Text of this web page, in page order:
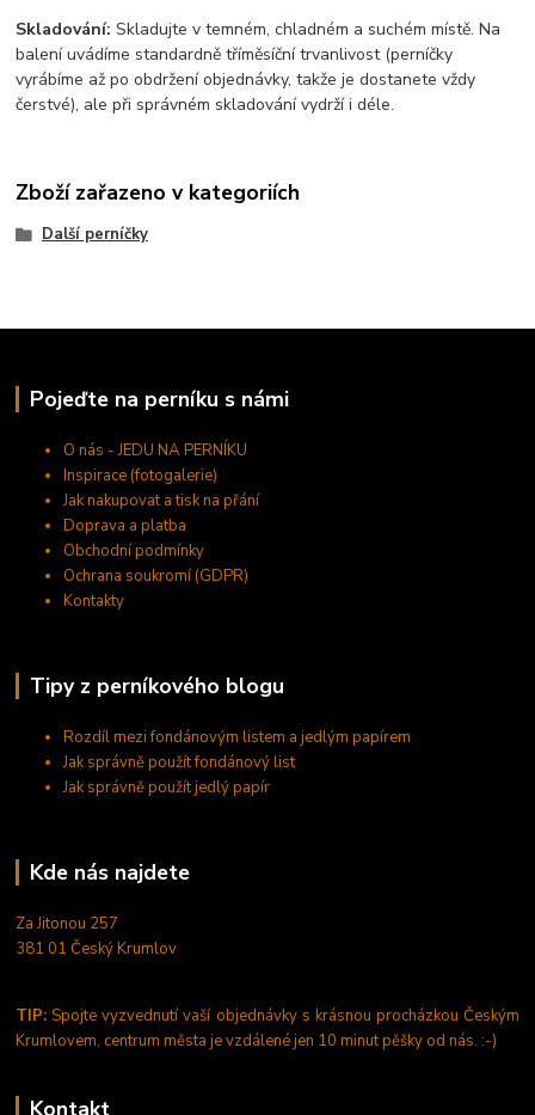
Skladování: Skladujte v temném, chladném a suchém místě. Na
balení uvádíme standardně tříměsíční trvanlivost (perníčky
vyrábíme až po obdržení objednávky, takže je dostanete vždy
čerstvé), ale při správném skladování vydrží i déle.
Zboží zařazeno v kategoriích
Další perníčky
Pojeďte na perníku s námi
O nás - JEDU NA PERNÍKU
Inspirace (fotogalerie)
Jak nakupovat a tisk na přání
Doprava a platba
Obchodní podmínky
Ochrana soukromí (GDPR)
Kontakty
Tipy z perníkového blogu
Rozdíl mezi fondánovým listem a jedlým papírem
Jak správně použít fondánový list
Jak správně použít jedlý papír
Kde nás najdete
Za Jitonou 257
381 01 Český Krumlov
TIP: Spojte vyzvednutí vaší objednávky s krásnou procházkou Českým
Krumlovem, centrum města je vzdálené jen 10 minut pěšky od nás. :-)
Kontakt